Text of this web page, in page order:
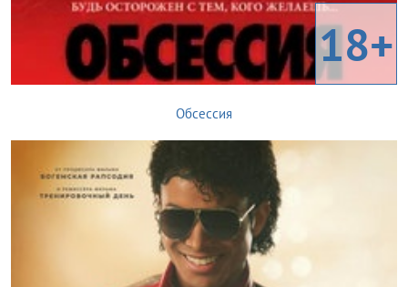
18+
Обсессия